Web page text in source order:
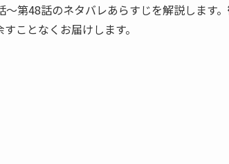
第48話のネタバレあらすじを解説します。
ことなくお届けします。